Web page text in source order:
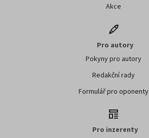
Akce
Pro autory
Pokyny pro autory
Redakční rady
Formulář pro oponenty
Pro inzerenty